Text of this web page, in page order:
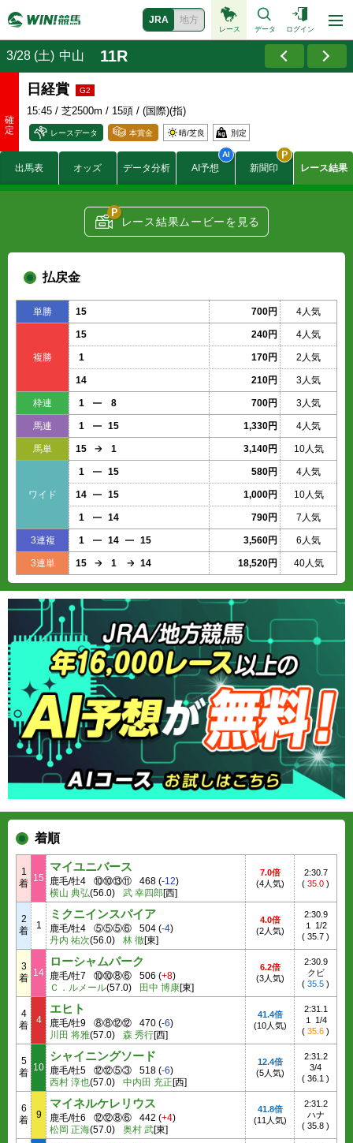
JRA 地方
レース データ ログイン
3/28 (土) 中山 11R
日経賞
15:45 / 芝2500m / 15頭 / (国際)(指)
レースデータ 本賞金
(万円)
6700
2700
1700
670
付加賞金
106.4
30.4
晴/芝良 別定
出馬表 オッズ データ分析 AI予想 新聞印 レース結果
レース結果ムービーを見る
払戻金
単勝 15 700円 4人気
複勝
15 240円 4人気
1 170円 2人気
14 210円 3人気
枠連 1 8 700円 3人気
馬連 1 15 1,330円 4人気
馬単 15 1 3,140円 10人気
ワイド
1 15 580円 4人気
14 15 1,000円 10人気
1 14 790円 7人気
3連複 1 14 15 3,560円 6人気
3連単 15 1 14 18,520円 40人気
着順
1
着 15
マイユニバース
鹿毛/牡4 ⑩⑩⑬⑪ 468 (-12)
横山 典弘(56.0) 武 幸四郎[西]
7.0倍
(4人気)
2:30.7
( 35.0 )
2
着
1
ミクニインスパイア
鹿毛/牡4 ⑤⑤⑤⑥ 504 (-4)
丹内 祐次(56.0) 林 徹[東]
4.0倍
(2人気)
2:30.9
１ 1/2
( 35.7 )
3
着 14
ローシャムパーク
鹿毛/牡7 ⑩⑩⑧⑥ 506 (+8)
Ｃ．ルメール(57.0) 田中 博康[東]
6.2倍
(3人気)
2:30.9
クビ
( 35.5 )
4
着
4
エヒト
鹿毛/牡9 ⑧⑧⑫⑫ 470 (-6)
川田 将雅(57.0) 森 秀行[西]
41.4倍
(10人気)
2:31.1
１ 1/4
( 35.6 )
5
着 10
シャイニングソード
鹿毛/牡5 ⑫⑫⑤③ 518 (-6)
西村 淳也(57.0) 中内田 充正[西]
12.4倍
(5人気)
2:31.2
3/4
( 36.1 )
6
着
9
マイネルケレリウス
鹿毛/牡6 ⑫⑫⑧⑥ 442 (+4)
松岡 正海(57.0) 奥村 武[東]
41.8倍
(11人気)
2:31.2
ハナ
( 35.8 )